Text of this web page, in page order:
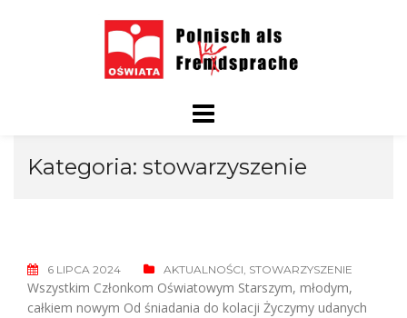
Kategoria: stowarzyszenie
6 LIPCA 2024 AKTUALNOŚCI, STOWARZYSZENIE
Wszystkim Członkom Oświatowym Starszym, młodym,
całkiem nowym Od śniadania do kolacji Życzymy udanych